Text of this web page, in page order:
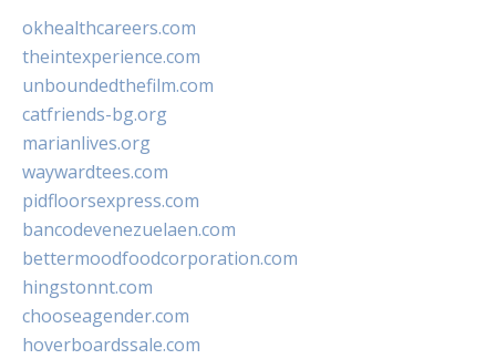
okhealthcareers.com
theintexperience.com
unboundedthefilm.com
catfriends-bg.org
marianlives.org
waywardtees.com
pidfloorsexpress.com
bancodevenezuelaen.com
bettermoodfoodcorporation.com
hingstonnt.com
chooseagender.com
hoverboardssale.com